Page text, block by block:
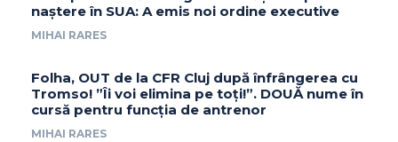
naștere în SUA: A emis noi ordine executive
MIHAI RARES
Folha, OUT de la CFR Cluj după înfrângerea cu
Tromso! ”Îi voi elimina pe toți!”. DOUĂ nume în
cursă pentru funcția de antrenor
MIHAI RARES